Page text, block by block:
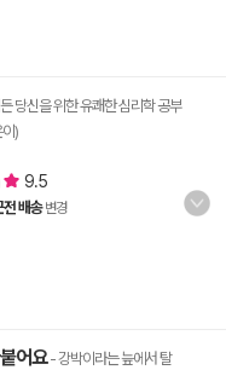
당신을 위한 유쾌한 심리학 공부
)
9.5
전 배송 변경
어요- 강박이라는 늪에서 탈